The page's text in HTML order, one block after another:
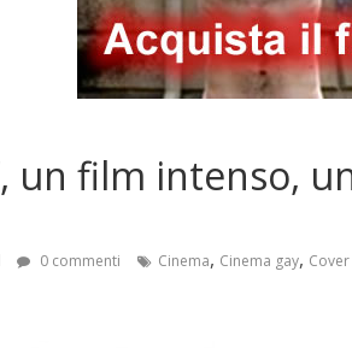
un film intenso,
0 commenti Cinema, Cinema gay,